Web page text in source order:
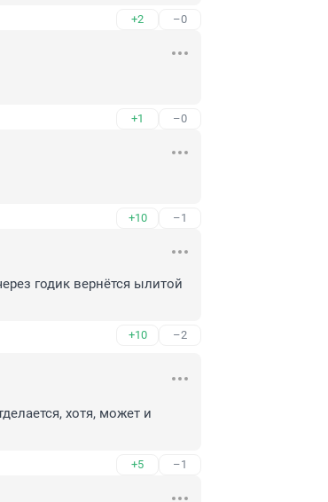
+2 –0
+1 –0
+10 –1
годик вернётся ылитой
+10 –2
хотя, может и
+5 –1